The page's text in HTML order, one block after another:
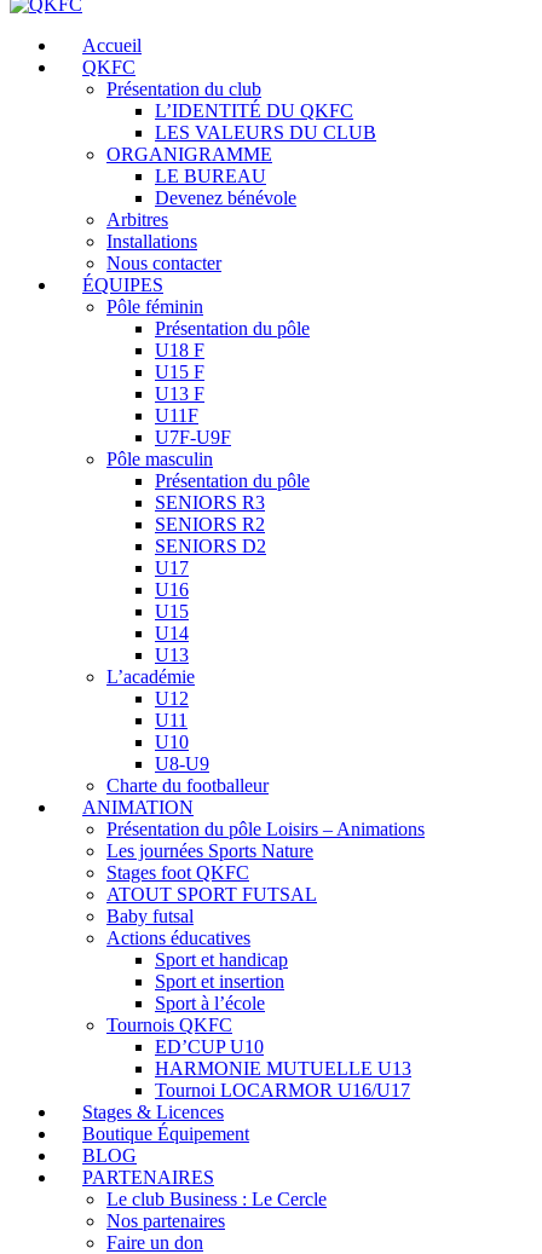
Accueil
QKFC
Présentation du club
L’IDENTITÉ DU QKFC
LES VALEURS DU CLUB
ORGANIGRAMME
LE BUREAU
Devenez bénévole
Arbitres
Installations
Nous contacter
ÉQUIPES
Pôle féminin
Présentation du pôle
U18 F
U15 F
U13 F
U11F
U7F-U9F
Pôle masculin
Présentation du pôle
SENIORS R3
SENIORS R2
SENIORS D2
U17
U16
U15
U14
U13
L’académie
U12
U11
U10
U8-U9
Charte du footballeur
ANIMATION
Présentation du pôle Loisirs – Animations
Les journées Sports Nature
Stages foot QKFC
ATOUT SPORT FUTSAL
Baby futsal
Actions éducatives
Sport et handicap
Sport et insertion
Sport à l’école
Tournois QKFC
ED’CUP U10
HARMONIE MUTUELLE U13
Tournoi LOCARMOR U16/U17
Stages & Licences
Boutique Équipement
BLOG
PARTENAIRES
Le club Business : Le Cercle
Nos partenaires
Faire un don